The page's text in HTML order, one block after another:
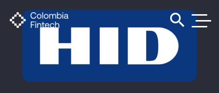
search